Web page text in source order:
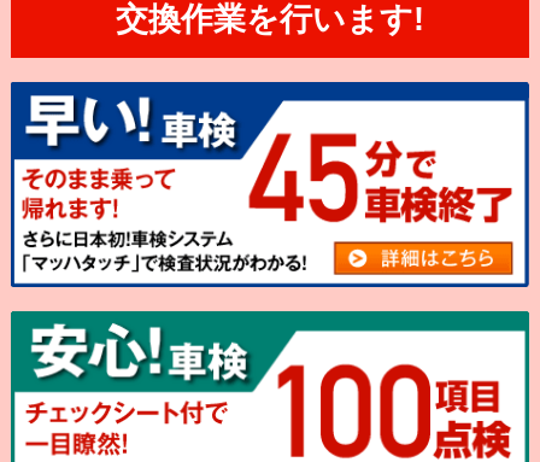
交換作業を行います!